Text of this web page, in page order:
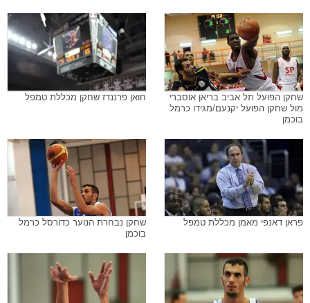
שחקן הפועל תל אביב בריאן אוסברי
מול שחקן הפועל יקנעם/מגידו כרמל
בוכמן
חואן פרננדז שחקן מכללת טמפל
פראן דאנפי מאמן מכללת טמפל
שחקן נבחרת הנוער כדורסל כרמל
בוכמן